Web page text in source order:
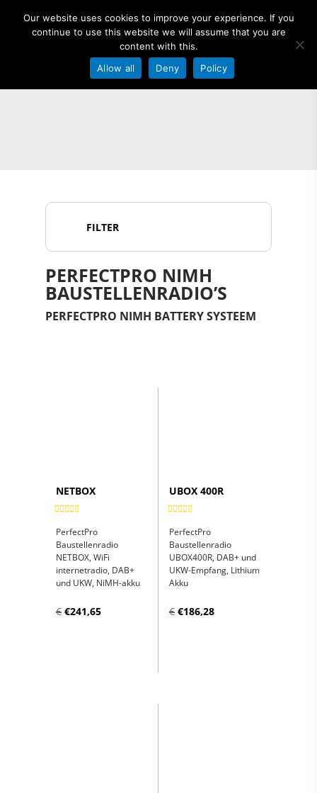
Hit enter to search or ESC to close
FILTER
PERFECTPRO NIMH
BAUSTELLENRADIO’S
PERFECTPRO NIMH BATTERY SYSTEEM
NETBOX
PerfectPro
Baustellenradio
NETBOX, WiFi
internetradio, DAB+
und UKW, NiMH-akku
€ €241,65
UBOX 400R
PerfectPro
Baustellenradio
UBOX400R, DAB+ und
UKW-Empfang, Lithium
Akku
€ €186,28
Our website uses cookies to improve your experience. If you
continue to use this website we will assume that you are
content with this.
Allow all
Deny Policy